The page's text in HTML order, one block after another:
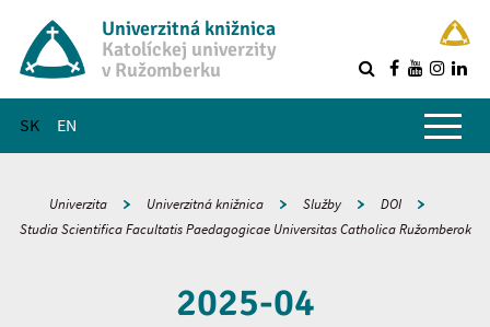
Univerzitná knižnica
Katolíckej univerzity
v Ružomberku
SK EN
Hlavné menu
Univerzita Univerzitná knižnica Služby
DOI
Studia Scientifica Facultatis Paedagogicae Universitas Catholica Ružomberok
2025-04